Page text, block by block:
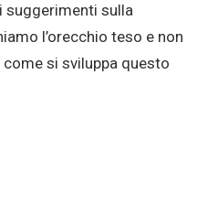
suggerimenti sulla
l’orecchio teso e non
come si sviluppa questo